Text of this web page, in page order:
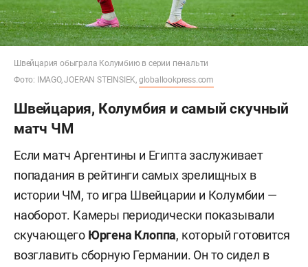
Швейцария обыграла Колумбию в серии пенальти
Фото: IMAGO, JOERAN STEINSIEK, globallookpress.com
Швейцария, Колумбия и самый скучный
матч ЧМ
Если матч Аргентины и Египта заслуживает
попадания в рейтинги самых зрелищных в
истории ЧМ, то игра Швейцарии и Колумбии —
наоборот. Камеры периодически показывали
скучающего Юргена Клоппа, который готовится
возглавить сборную Германии. Он то сидел в